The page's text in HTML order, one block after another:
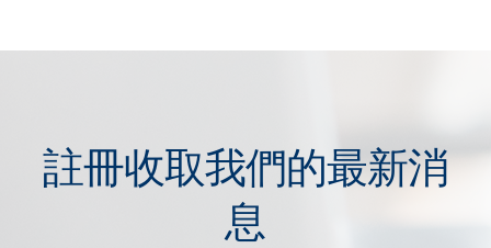
註冊收取我們的最新消
息